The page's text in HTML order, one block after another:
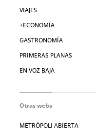
VIAJES
+ECONOMÍA
GASTRONOMÍA
PRIMERAS PLANAS
EN VOZ BAJA
Otras webs
METRÓPOLI ABIERTA